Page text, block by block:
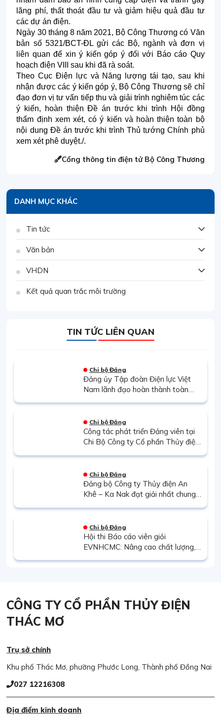
lãng phí, thất thoát đầu tư và giảm hiệu quả đầu tư
các dự án điện.
Ngày 30 tháng 8 năm 2021, Bộ Công Thương có Văn
bản số 5321/BCT-ĐL gửi các Bộ, ngành và đơn vị
liên quan để xin ý kiến góp ý đối với Báo cáo Quy
hoạch điện VIII sau khi đã rà soát.
Theo Cục Điện lực và Năng lượng tái tạo, sau khi
nhận được các ý kiến góp ý, Bộ Công Thương sẽ chỉ
đạo đơn vị tư vấn tiếp thu và giải trình nghiêm túc các
ý kiến, hoàn thiện Đề án trước khi trình Hội đồng
thẩm định xem xét, có ý kiến và hoàn thiện toàn bộ
nội dung Đề án trước khi trình Thủ tướng Chính phủ
xem xét phê duyệt./.
Cổng thông tin điện tử Bộ Công Thương
DANH MỤC KHÁC
Tin tức
Văn bản
VHDN
Kết quả quan trắc môi trường
TIN TỨC LIÊN QUAN
Chi bộ Đảng
Đảng ủy Tập đoàn Điện lực Việt
Nam lãnh đạo hoàn thành toàn
Chi bộ Đảng
Công tác phát triển Đảng viên tại
Chi Bộ Công ty Cổ phần Thủy điện
Chi bộ Đảng
Đảng bộ Công ty Thủy điện An
Khê – Ka Nak đạt giải nhất chung
Chi bộ Đảng
Hội thi Báo cáo viên giỏi
EVNHCMC: Nâng cao chất lượng,
CÔNG TY CỔ PHẦN THỦY ĐIỆN
THÁC MƠ
Trụ sở chính
Khu phố Thác Mơ, phường Phước Long, Thành phố Đồng Nai
027 12216308
Địa điểm kinh doanh